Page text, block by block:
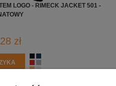
LOGO - RIMECK JACKET 501 -
zł